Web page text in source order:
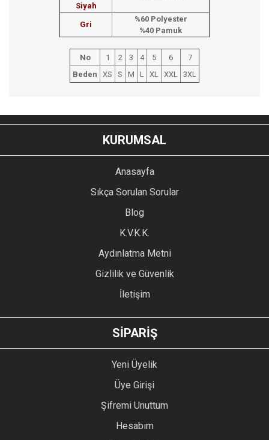
Siyah
Gri
%60 Polyester
%40 Pamuk
No 1 2 3 4 5 6
7
Beden
XS S M L XL XXL 3XL
YORUM YAZ
Bu ürünün fiyat bilgisi, resim, ürün açıklamalarında ve diğer
konularda yetersiz gördüğünüz noktaları öneri formunu
kullanarak tarafımıza iletebilirsiniz.
Ürün resmi kalitesiz, bozuk veya görüntülenemiyor.
Ürün açıklamasında eksik bilgiler bulunuyor.
Ürün bilgilerinde hatalar bulunuyor.
Ürün fiyatı diğer sitelerden daha pahalı.
GÖNDER
KURUMSAL
Anasayfa
Sıkça Sorulan Sorular
Blog
K.V.K.K.
Aydınlatma Metni
Gizlilik ve Güvenlik
İletişim
SİPARİŞ
Yeni Üyelik
Üye Girişi
Şifremi Unuttum
Hesabım